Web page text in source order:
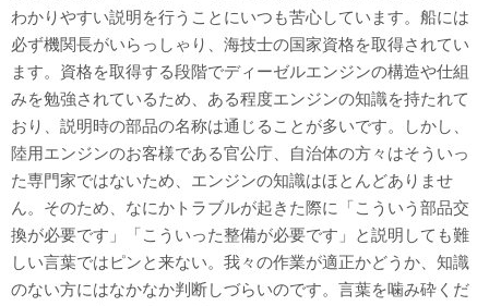
わかりやすい説明を行うことにいつも苦心しています。船には
必ず機関長がいらっしゃり、海技士の国家資格を取得されてい
ます。資格を取得する段階でディーゼルエンジンの構造や仕組
みを勉強されているため、ある程度エンジンの知識を持たれて
おり、説明時の部品の名称は通じることが多いです。しかし、
陸用エンジンのお客様である官公庁、自治体の方々はそういっ
た専門家ではないため、エンジンの知識はほとんどありませ
ん。そのため、なにかトラブルが起きた際に「こういう部品交
換が必要です」「こういった整備が必要です」と説明しても難
しい言葉ではピンと来ない。我々の作業が適正かどうか、知識
のない方にはなかなか判断しづらいのです。言葉を噛み砕くだ